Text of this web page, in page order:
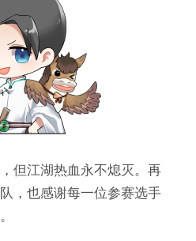
江湖热血永不熄灭。再
，也感谢每一位参赛选手